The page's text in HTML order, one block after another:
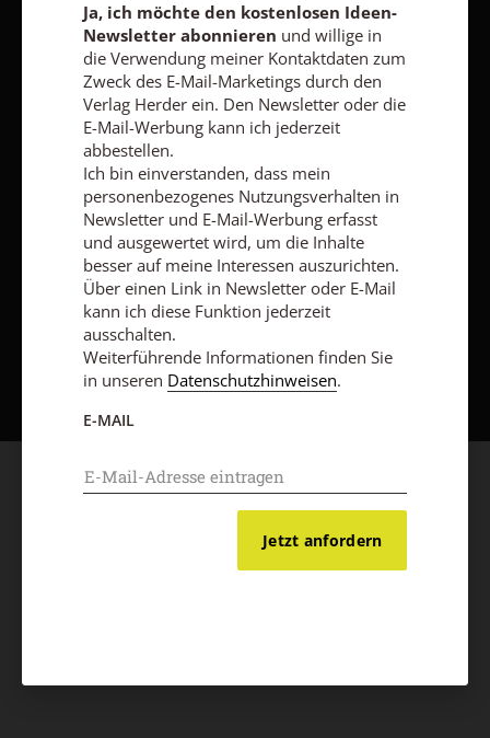
Vertrag widerrufen Abo online kündigen
Nach oben
Ja, ich möchte den kostenlosen Ideen-
Newsletter abonnieren und willige in
die Verwendung meiner Kontaktdaten zum
Zweck des E-Mail-Marketings durch den
Verlag Herder ein. Den Newsletter oder die
E-Mail-Werbung kann ich jederzeit
abbestellen.
Ich bin einverstanden, dass mein
personenbezogenes Nutzungsverhalten in
Newsletter und E-Mail-Werbung erfasst
und ausgewertet wird, um die Inhalte
besser auf meine Interessen auszurichten.
Über einen Link in Newsletter oder E-Mail
kann ich diese Funktion jederzeit
ausschalten.
Weiterführende Informationen finden Sie
in unseren Datenschutzhinweisen.
E-MAIL
Jetzt anfordern